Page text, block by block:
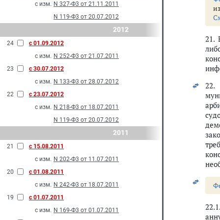
с изм. N 327-Ф3 от 21.11.2011
N 119-Ф3 от 20.07.2012
2012
24
с 01.09.2012
с изм. N 252-Ф3 от 21.07.2011
23
с 30.07.2012
с изм. N 133-Ф3 от 28.07.2012
22
с 23.07.2012
с изм. N 218-Ф3 от 18.07.2011
N 119-Ф3 от 20.07.2012
2011
21
с 15.08.2011
с изм. N 202-Ф3 от 11.07.2011
20
с 01.08.2011
с изм. N 242-Ф3 от 18.07.2011
19
с 01.07.2011
с изм. N 169-Ф3 от 01.07.2011
21.
22.